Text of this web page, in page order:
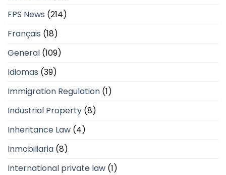
FPS News (214)
Français (18)
General (109)
Idiomas (39)
Immigration Regulation (1)
Industrial Property (8)
Inheritance Law (4)
Inmobiliaria (8)
International private law (1)